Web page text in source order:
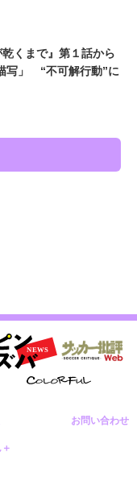
くまで』第１話から
写」 “不可解行動”に
お問い合わせ